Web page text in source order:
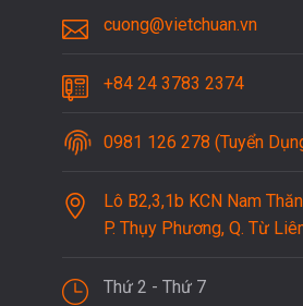
cuong@vietchuan.vn
+84 24 3783 2374
0981 126 278 (Tuyển
Lô B2,3,1b KCN Nam
P. Thụy Phương, Q. Từ
Thứ 2 - Thứ 7